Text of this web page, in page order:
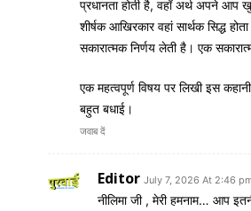
प्रधानता होती है, वहाँ अर्थ अपने आप
शीर्षक आखिरकार वहां सार्थक सिद्ध
सकारात्मक निर्णय लेती है। एक
एक महत्वपूर्ण विषय पर लिखी इस
बहुत बधाई।
जवाब दें
Editor July 7, 2026 At 2:46
नीलिमा जी , मेरी हमनाम… आप